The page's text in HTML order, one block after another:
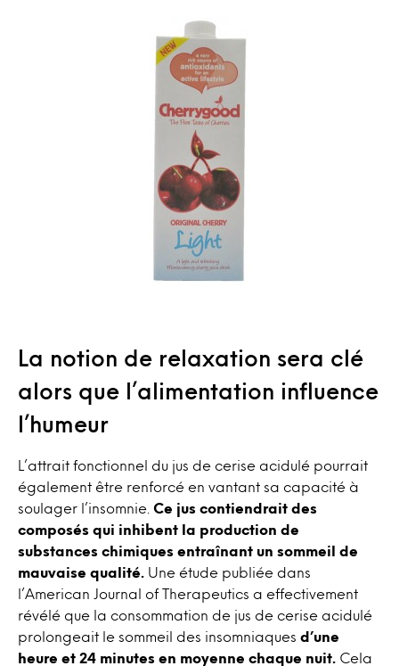
La notion de relaxation sera clé
alors que l’alimentation influence
l’humeur
L’attrait fonctionnel du jus de cerise acidulé pourrait
également être renforcé en vantant sa capacité à
soulager l’insomnie. Ce jus contiendrait des
composés qui inhibent la production de
substances chimiques entraînant un sommeil de
mauvaise qualité.
Une étude publiée dans
l’American Journal of Therapeutics a effectivement
révélé que la consommation de jus de cerise acidulé
prolongeait le sommeil des insomniaques d’une
heure et 24 minutes en moyenne chaque nuit.
Cela